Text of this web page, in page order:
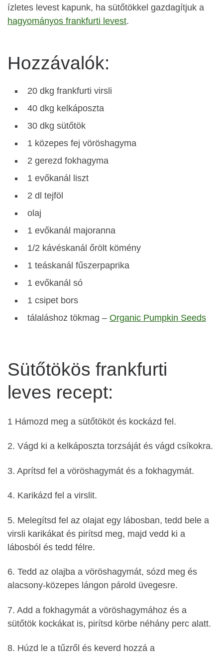
ízletes levest kapunk, ha sütőtökkel gazdagítjuk a
hagyományos frankfurti levest.
Hozzávalók:
20 dkg frankfurti virsli
40 dkg kelkáposzta
30 dkg sütőtök
1 közepes fej vöröshagyma
2 gerezd fokhagyma
1 evőkanál liszt
2 dl tejföl
olaj
1 evőkanál majoranna
1/2 kávéskanál őrölt kömény
1 teáskanál fűszerpaprika
1 evőkanál só
1 csipet bors
tálaláshoz tökmag – Organic Pumpkin Seeds
Sütőtökös frankfurti
leves recept:
1 Hámozd meg a sütőtököt és kockázd fel.
2. Vágd ki a kelkáposzta torzsáját és vágd csíkokra.
3. Aprítsd fel a vöröshagymát és a fokhagymát.
4. Karikázd fel a virslit.
5. Melegítsd fel az olajat egy lábosban, tedd bele a
virsli karikákat és pirítsd meg, majd vedd ki a
lábosból és tedd félre.
6. Tedd az olajba a vöröshagymát, sózd meg és
alacsony-közepes lángon párold üvegesre.
7. Add a fokhagymát a vöröshagymához és a
sütőtök kockákat is, pirítsd körbe néhány perc alatt.
8. Húzd le a tűzről és keverd hozzá a